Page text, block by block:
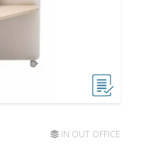
IN OUT OFFICE